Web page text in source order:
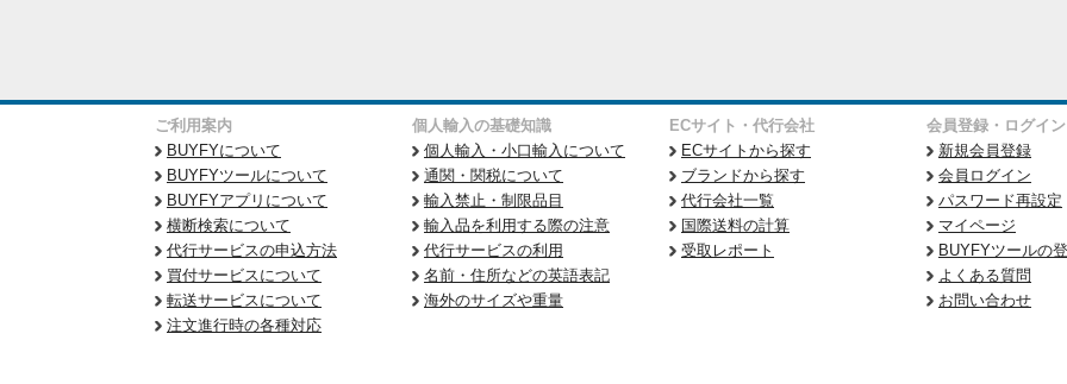
ご利用案内
BUYFYについて
BUYFYツールについて
BUYFYアプリについて
横断検索について
代行サービスの申込方法
買付サービスについて
転送サービスについて
注文進行時の各種対応
個人輸入の基礎知識
個人輸入・小口輸入について
通関・関税について
輸入禁止・制限品目
輸入品を利用する際の注意
代行サービスの利用
名前・住所などの英語表記
海外のサイズや重量
ECサイト・代行会社
ECサイトから探す
ブランドから探す
代行会社一覧
国際送料の計算
受取レポート
会員登録・ログイン
新規会員登録
会員ログイン
パスワード再設定
マイページ
BUYFYツールの
よくある質問
お問い合わせ